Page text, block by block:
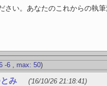
い。あなたのこれからの執
-6, max: 50)
み ('16/10/26 21:18:41)